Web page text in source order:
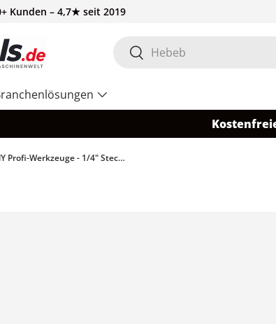
Kunden – 4,7★ seit 2019
Suchen
Suchen
KING TONY Profi-Werkzeuge - 1/4" Steckschlüssel-Einsatz, Zoll, lang - 7/32 223507S